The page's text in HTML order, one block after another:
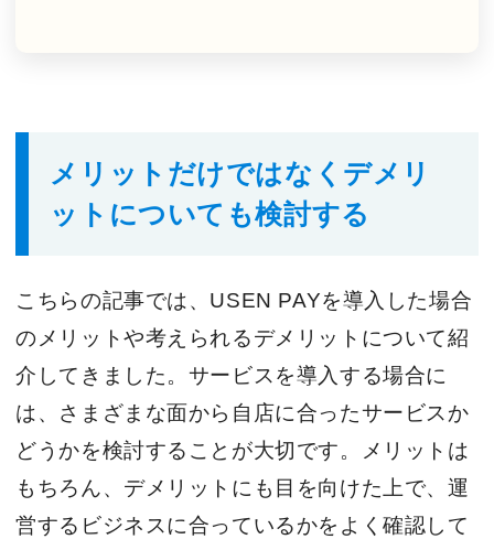
メリットだけではなくデメリ
ットについても検討する
こちらの記事では、USEN PAYを導入した場合
のメリットや考えられるデメリットについて紹
介してきました。サービスを導入する場合に
は、さまざまな面から自店に合ったサービスか
どうかを検討することが大切です。メリットは
もちろん、デメリットにも目を向けた上で、運
営するビジネスに合っているかをよく確認して